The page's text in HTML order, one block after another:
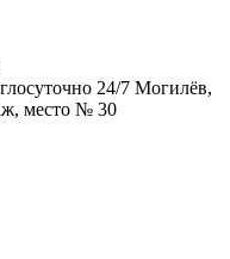
24/7 Могилёв,
место № 30